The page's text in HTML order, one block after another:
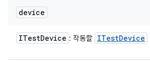
device
ITestDevice : 작동할 ITestDevice